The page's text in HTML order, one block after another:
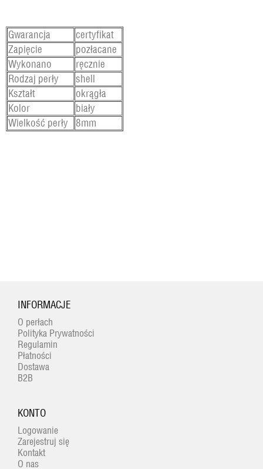
Gwarancja
certyfikat
Zapięcie
pozłacane
Wykonano
ręcznie
Rodzaj perły
shell
Kształt
okrągła
Kolor
biały
Wielkość perły
8mm
INFORMACJE
O perłach
Polityka Prywatności
Regulamin
Płatności
Dostawa
B2B
KONTO
Logowanie
Zarejestruj się
Kontakt
O nas